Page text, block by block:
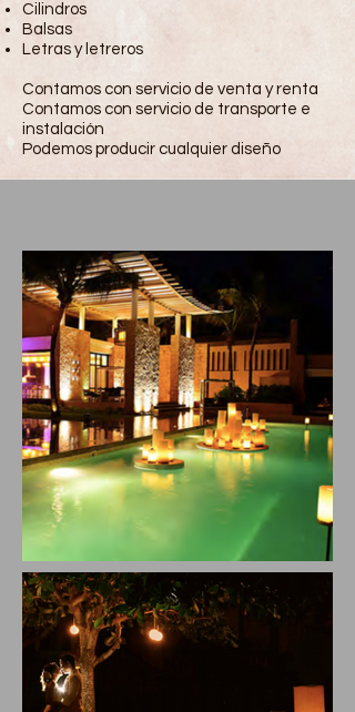
Cilindros
Balsas
Letras y letreros
Contamos con servicio de venta y renta
Contamos con servicio de transporte e
instalación
Podemos producir cualquier diseño